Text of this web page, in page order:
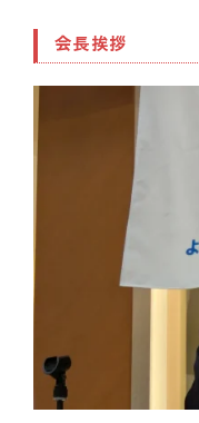
会長挨拶